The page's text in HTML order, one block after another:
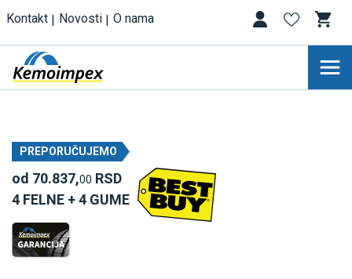
Kontakt Novosti O nama
PREPORUČUJEMO
od 70.837,00 RSD
4 FELNE + 4 GUME